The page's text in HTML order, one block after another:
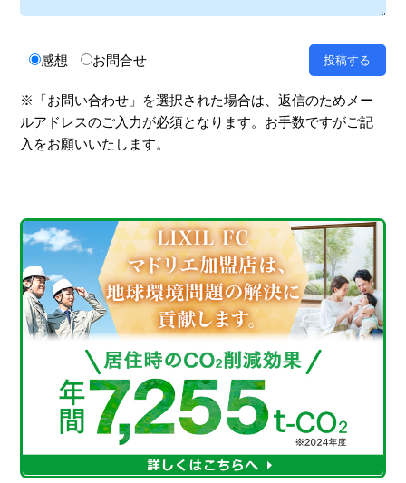
感想 お問合せ
※「お問い合わせ」を選択された場合は、返信のためメー
ルアドレスのご入力が必須となります。お手数ですがご記
入をお願いいたします。